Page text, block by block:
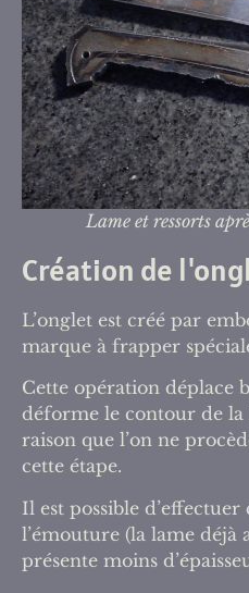
Lame et ressorts
Création de
L’onglet est créé par
marque à frapper
Cette opération déplace
déforme le contour de la
raison que l’on ne
cette étape.
Il est possible
l’émouture (la lame déjà
présente moins